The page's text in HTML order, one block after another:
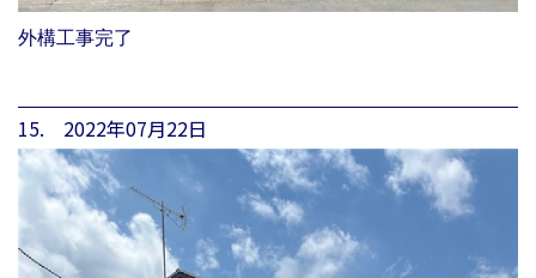
外構工事完了
15. 2022年07月22日